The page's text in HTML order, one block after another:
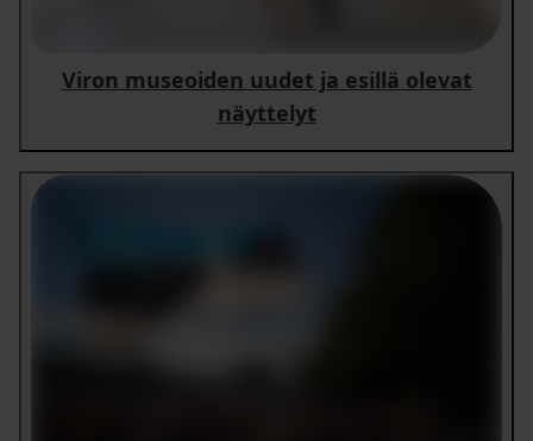
Viron museoiden uudet ja esillä olevat
näyttelyt